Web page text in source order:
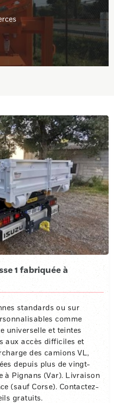
1 fabriquée à
standards ou sur
comme
universelle et teintes
aux accès difficiles et
des camions VL,
depuis plus de vingt-
à Pignans (Var). Livraison
(sauf Corse). Contactez-
gratuits.